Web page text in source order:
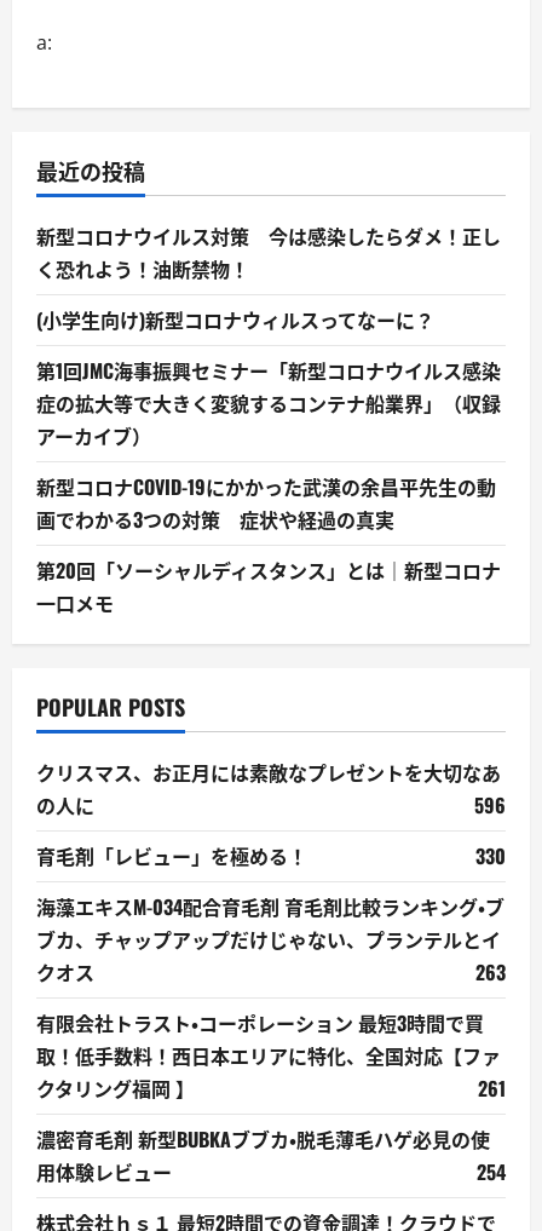
a:
最近の投稿
新型コロナウイルス対策 今は感染したらダメ！正し
く恐れよう！油断禁物！
(小学生向け)新型コロナウィルスってなーに？
第1回JMC海事振興セミナー「新型コロナウイルス感染
症の拡大等で大きく変貌するコンテナ船業界」（収録
アーカイブ）
新型コロナCOVID-19にかかった武漢の余昌平先生の動
画でわかる3つの対策 症状や経過の真実
第20回「ソーシャルディスタンス」とは｜新型コロナ
一口メモ
POPULAR POSTS
クリスマス、お正月には素敵なプレゼントを大切なあ
の人に
596
育毛剤「レビュー」を極める！
330
海藻エキスM-034配合育毛剤 育毛剤比較ランキング・ブ
ブカ、チャップアップだけじゃない、プランテルとイ
クオス
263
有限会社トラスト・コーポレーション 最短3時間で買
取！低手数料！西日本エリアに特化、全国対応【ファ
クタリング福岡 】
261
濃密育毛剤 新型BUBKAブブカ・脱毛薄毛ハゲ必見の使
用体験レビュー
254
株式会社ｈｓ１ 最短2時間での資金調達！クラウドで